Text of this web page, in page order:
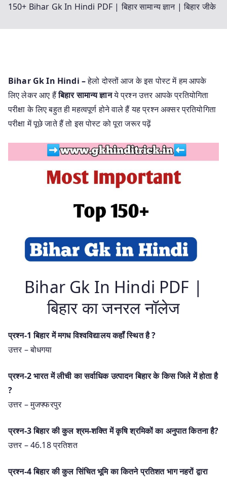
150+ Bihar Gk In Hindi PDF | बिहार सामान्य ज्ञान | बिहार जीके
Bihar Gk In Hindi –हेलो दोस्तों आज के इस पोस्ट में हम आपके
लिए लेकर आए हैंबिहार सामान्य ज्ञानये प्रश्न उत्तर आपके प्रतियोगिता
परीक्षा के लिए बहुत ही महत्वपूर्ण होने वाले हैं यह प्रश्न अक्सर प्रतियोगिता
परीक्षा में पूछे जाते हैं तो इस पोस्ट को पूरा जरूर पढ़ें
Bihar Gk In Hindi PDF |
बिहार का जनरल नॉलेज
प्रश्न-1 बिहार में मगध विश्वविद्यालय कहॉं स्थित है ?
उत्तर – बोधगया
प्रश्न-2 भारत में लीची का सर्वाधिक उत्पादन बिहार के किस जिले में होता है
?
उत्तर – मुजफ्फरपुर
प्रश्न-3 बिहार की कुल श्रम-शक्ति में कृषि श्रमिकों का अनुपात कितना है?
उत्तर – 46.18 प्रतिशत
प्रश्न-4 बिहार की कुल सिंचित भूमि का कितने प्रतिशत भाग नहरों द्वारा